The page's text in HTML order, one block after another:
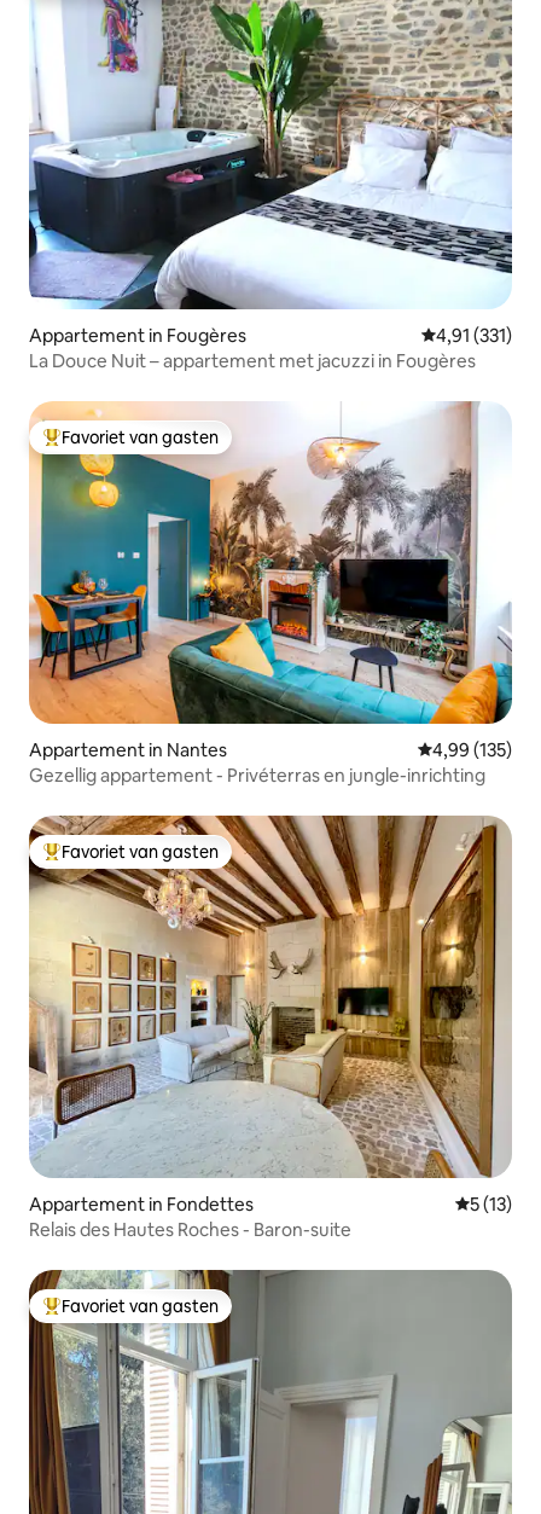
Appartement in Fougères Gemiddelde
4,91 (331)
La Douce Nuit – appartement met jacuzzi in Fougères
Topfavoriet van gasten
Favoriet van gasten
Appartement in Nantes Gemiddelde
4,99 (135)
Gezellig appartement - Privéterras en jungle-inrichting
Topfavoriet van gasten
Favoriet van gasten
Appartement in Fondettes
5 (13)
Relais des Hautes Roches - Baron-suite
Topfavoriet van gasten
Favoriet van gasten